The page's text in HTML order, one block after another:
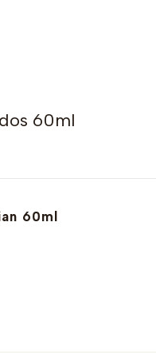
60ml
60ml